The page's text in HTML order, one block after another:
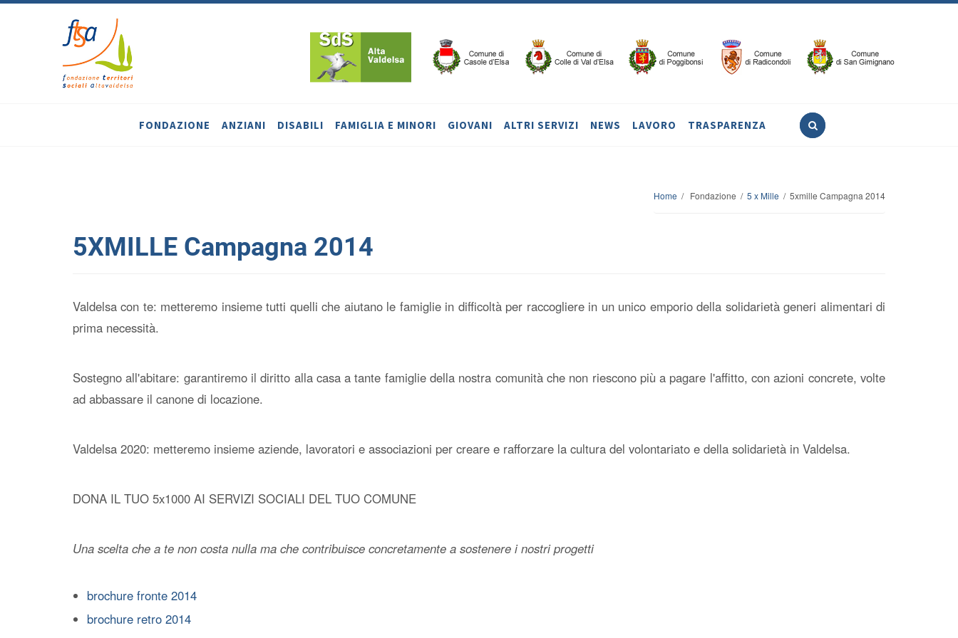
FONDAZIONE ANZIANI DISABILI FAMIGLIA E MINORI GIOVANI ALTRI SERVIZI NEWS LAVORO TRASPARENZA
Home / Fondazione / 5 x Mille / 5xmille Campagna 2014
5XMILLE Campagna 2014
Valdelsa con te: metteremo insieme tutti quelli che aiutano le famiglie in difficoltà per raccogliere in un unico emporio della solidarietà generi alimentari di
prima necessità.
Sostegno all'abitare: garantiremo il diritto alla casa a tante famiglie della nostra comunità che non riescono più a pagare l'affitto, con azioni concrete, volte
ad abbassare il canone di locazione.
Valdelsa 2020: metteremo insieme aziende, lavoratori e associazioni per creare e rafforzare la cultura del volontariato e della solidarietà in Valdelsa.
DONA IL TUO 5x1000 AI SERVIZI SOCIALI DEL TUO COMUNE
Una scelta che a te non costa nulla ma che contribuisce concretamente a sostenere i nostri progetti
brochure fronte 2014
brochure retro 2014